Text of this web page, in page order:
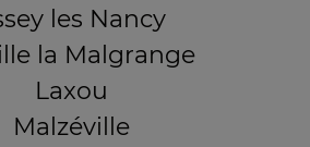
les Nancy
la Malgrange
Laxou
Malzéville